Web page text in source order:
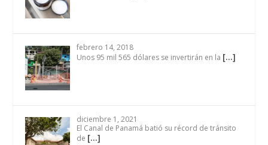
febrero 14, 2018
Unos 95 mil 565 dólares se invertirán en la […]
diciembre 1, 2021
El Canal de Panamá batió su récord de tránsito
de […]